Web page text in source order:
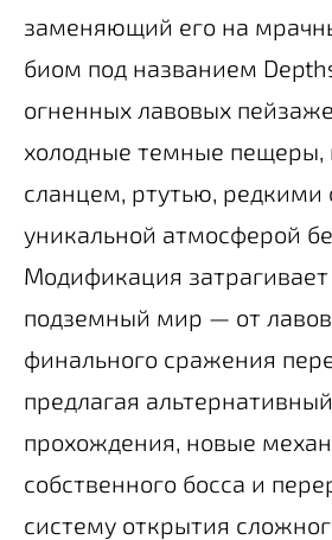
заменяющий его на
биом под названием
огненных лавовых
холодные темные
сланцем, ртутью, редкими
уникальной атмосферой
Модификация затрагивает
подземный мир — от
финального сражения
предлагая
прохождения, новые
собственного босса и
систему открытия